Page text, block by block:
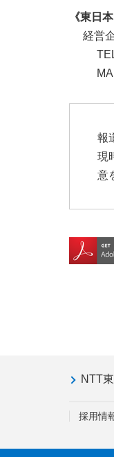
《東日
経営
報
現
意
NTT
採用情